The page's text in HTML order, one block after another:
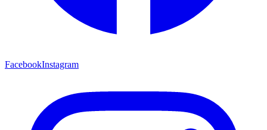
FacebookInstagram